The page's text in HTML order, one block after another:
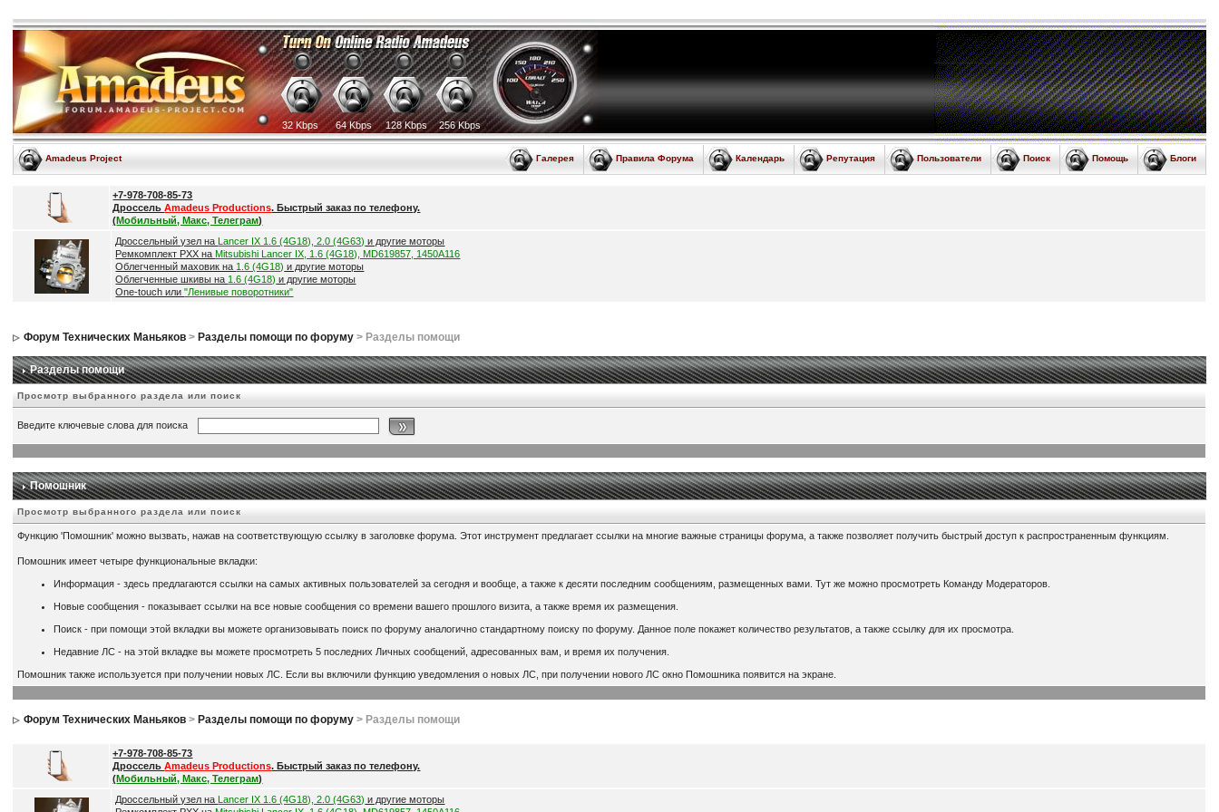
32 Kbps 64 Kbps 128 Kbps 256 Kbps
Amadeus Project Блоги
Помощь
Поиск
Пользователи
Репутация
Календарь
Правила Форума
Галерея
+7-978-708-85-73
ДроссельAmadeus Productions. Быстрый заказ по телефону.
(Мобильный, Макс, Телеграм)
Дроссельный узел на Lancer IX 1.6 (4G18), 2.0 (4G63) и другие моторы
Ремкомплект РХХ на Mitsubishi Lancer IX, 1.6 (4G18), MD619857, 1450A116
Облегченный маховик на 1.6 (4G18) и другие моторы
Облегченные шкивы на 1.6 (4G18) и другие моторы
One-touch или"Ленивые поворотники"
Форум Технических Маньяков > Разделы помощи по форуму > Разделы помощи
Разделы помощи
Просмотр выбранного раздела или поиск
Введите ключевые слова для поиска
Помошник
Просмотр выбранного раздела или поиск
Функцию 'Помошник' можно вызвать, нажав на соответствующую ссылку в заголовке форума. Этот инструмент предлагает ссылки на многие важные страницы форума, а также позволяет получить быстрый доступ к распространенным функциям.
Помошник имеет четыре функциональные вкладки:
Информация - здесь предлагаются ссылки на самых активных пользователей за сегодня и вообще, а также к десяти последним сообщениям, размещенных вами. Тут же можно просмотреть Команду Модераторов.
Новые сообщения - показывает ссылки на все новые сообщения со времени вашего прошлого визита, а также время их размещения.
Поиск - при помощи этой вкладки вы можете организовывать поиск по форуму аналогично стандартному поиску по форуму. Данное поле покажет количество результатов, а также ссылку для их просмотра.
Недавние ЛС - на этой вкладке вы можете просмотреть 5 последних Личных сообщений, адресованных вам, и время их получения.
Помошник также используется при получении новых ЛС. Если вы включили функцию уведомления о новых ЛС, при получении нового ЛС окно Помошника появится на экране.
Форум Технических Маньяков > Разделы помощи по форуму > Разделы помощи
+7-978-708-85-73
ДроссельAmadeus Productions. Быстрый заказ по телефону.
(Мобильный, Макс, Телеграм)
Дроссельный узел на Lancer IX 1.6 (4G18), 2.0 (4G63) и другие моторы